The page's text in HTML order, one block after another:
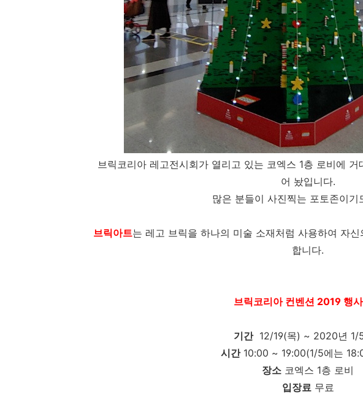
브릭코리아 레고전시회가 열리고 있는 코엑스 1층 로비에
어 놨입니다.
많은 분들이 사진찍는 포토존이기
브릭아트는 레고 브릭을 하나의 미술 소재처럼 사용하여 자
합니다.
브릭코리아 컨벤션 2019 행
기간12/19(목) ~ 2020년 1/
시간10:00 ~ 19:00(1/5에는
장소 코엑스 1층 로비
입장료무료